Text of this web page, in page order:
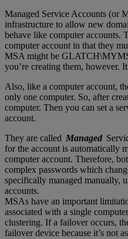
Managed Service Accounts (or
infrastructure to allow new
behave like computer accounts.
computer account in that they
MSA might be
you’re creating them, however.
Also, like a computer account,
only one computer. So, after
computer. Then you can set a
account.
They are called Managed
for the account is automatically
computer account. Therefore,
complex passwords which
specifically managed manually,
accounts.
MSAs have an important
associated with a single
clustering. If a failover occurs,
failover device because it’s not